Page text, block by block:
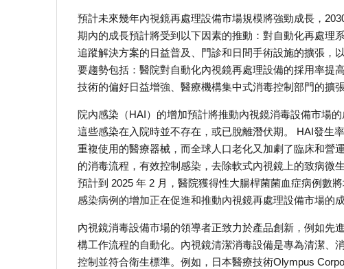
預計未來幾年內視鏡再處理設備市場規模將強勁成長，
期內的成長預計將受到以下因素的推動：對自動化再處理
追蹤解決方案的日益普及、門診和日間手術設施的擴張，
要趨勢包括：醫院對自動化內視鏡再處理設備的採用率提
技術的偏好日益增強、醫療機構集中式消毒控制部門的擴
院內感染（HAI）的增加預計將推動內視鏡消毒設備市場
這些感染在入院時並不存在，或已脫離潛伏期。 HAI發生
重複使用的醫療器械，而全球人口老化又加劇了臨床和營
的消毒流程，有效控制感染，去除軟式內視鏡上的致病微
預計到 2025 年 2 月，醫院獲得性大腸桿菌菌血症病例數
感染病例的增加正在促進和推動內視鏡再處理設備市場的成
內視鏡消毒設備市場的領導者正致力於產品創新，例如先
構工作流程的自動化。內視鏡清潔消毒設備是專為清潔、
控制並符合衛生標準。例如，日本醫療技術Olympus